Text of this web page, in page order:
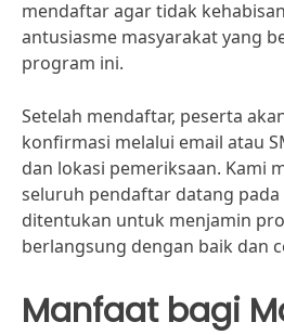
mendaftar agar tidak
antusiasme masyarakat yang
program ini.
Setelah mendaftar, peserta
konfirmasi melalui email atau
dan lokasi pemeriksaan. Kami
seluruh pendaftar datang
ditentukan untuk menjamin
berlangsung dengan baik dan
Manfaat bagi